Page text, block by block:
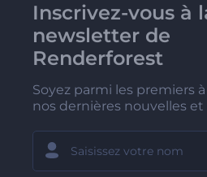
Inscrivez-vous à
newsletter de
Renderforest
Soyez parmi les premiers
nos dernières nouvelles et